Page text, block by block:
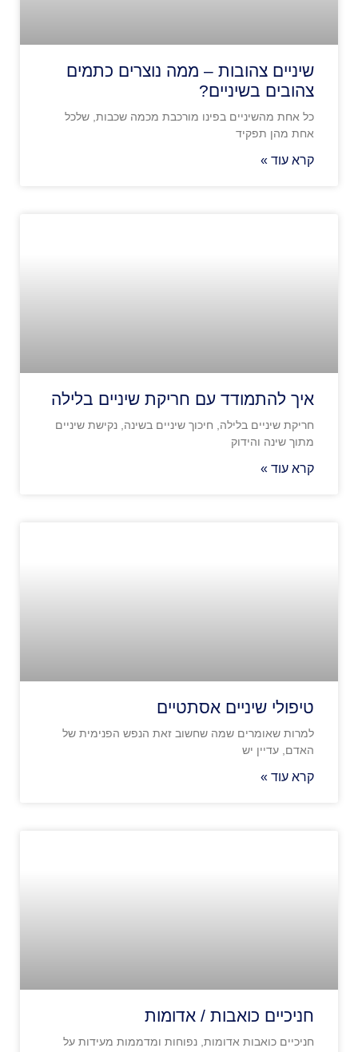
שיניים צהובות – ממה נוצרים כתמים
צהובים בשיניים?
כל אחת מהשיניים בפינו מורכבת מכמה שכבות, שלכל
אחת מהן תפקיד
קרא עוד »
איך להתמודד עם חריקת שיניים בלילה
חריקת שיניים בלילה, חיכוך שיניים בשינה, נקישת שיניים
מתוך שינה והידוק
קרא עוד »
טיפולי שיניים אסתטיים
למרות שאומרים שמה שחשוב זאת הנפש הפנימית של
האדם, עדיין יש
קרא עוד »
חניכיים כואבות / אדומות
חניכיים כואבות אדומות, נפוחות ומדממות מעידות על